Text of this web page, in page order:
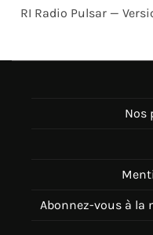
RI Radio Pulsar —
Nos
Abonnez-vous à la